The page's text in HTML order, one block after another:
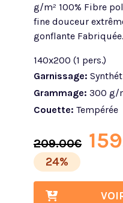
g/m² 100% Fibre
fine douceur
gonflante
140x200 (1 pers.)
Garnissage:
Grammage: 300 g/
Couette: Tempérée
209.00€
24%